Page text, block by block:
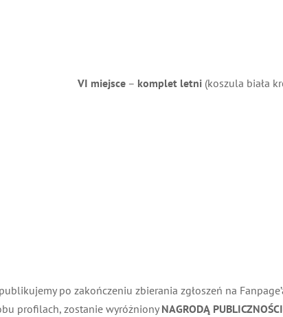
VI miejsce–komplet letni(koszula biała
po zakończeniu zbierania zgłoszeń na
profilach, zostanie wyróżnionyNAGRODĄ PUBLICZNOŚCI.